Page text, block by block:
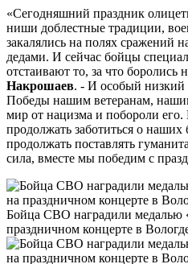
«Сегодняшний праздник
ниши доблестные традиции,
закалялись на полях сражений
дедами. И сейчас бойцы
отстаивают то, за что боролись
Накрошаев. - И особый низкий
Победы нашим ветеранам,
мир от нацизма и побороли
продолжать заботиться о наших
продолжать поставлять
сила, вместе мы победим с
Бойца СВО наградили медалью
праздничном концерте в